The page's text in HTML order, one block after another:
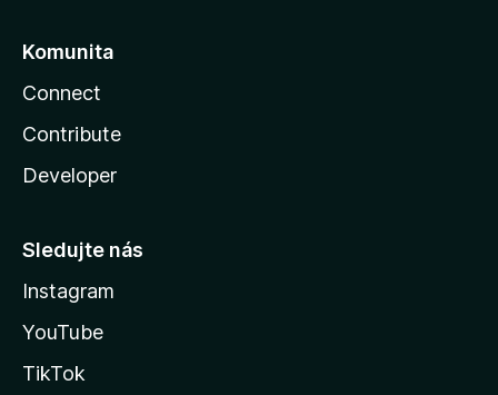
Komunita
Connect
Contribute
Developer
Sledujte nás
Instagram
YouTube
TikTok